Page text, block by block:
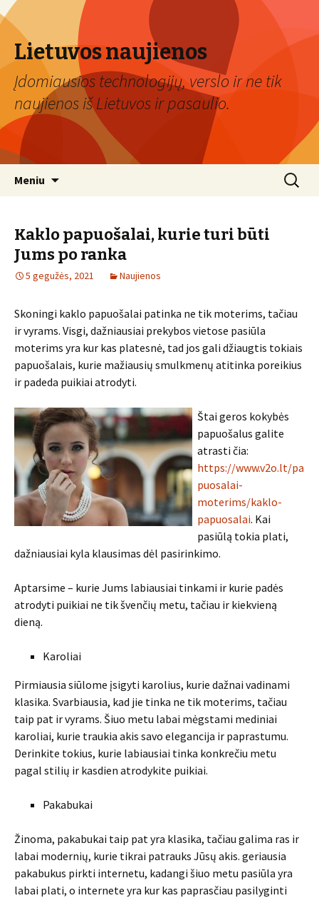
Lietuvos naujienos
Įdomiausios technologijų, verslo ir ne tik
naujienos iš Lietuvos ir pasaulio.
Meniu Ieškoti:
Kaklo papuošalai, kurie turi būti
Jums po ranka
5 gegužės, 2021 Naujienos
Skoningi kaklo papuošalai patinka ne tik moterims, tačiau
ir vyrams. Visgi, dažniausiai prekybos vietose pasiūla
moterims yra kur kas platesnė, tad jos gali džiaugtis tokiais
papuošalais, kurie mažiausių smulkmenų atitinka poreikius
ir padeda puikiai atrodyti.
Štai geros kokybės
papuošalus galite
atrasti čia:
https://www.v2o.lt/pa
puosalai-
moterims/kaklo-
papuosalai. Kai
pasiūlą tokia plati,
dažniausiai kyla klausimas dėl pasirinkimo.
Aptarsime – kurie Jums labiausiai tinkami ir kurie padės
atrodyti puikiai ne tik švenčių metu, tačiau ir kiekvieną
dieną.
Karoliai
Pirmiausia siūlome įsigyti karolius, kurie dažnai vadinami
klasika. Svarbiausia, kad jie tinka ne tik moterims, tačiau
taip pat ir vyrams. Šiuo metu labai mėgstami mediniai
karoliai, kurie traukia akis savo elegancija ir paprastumu.
Derinkite tokius, kurie labiausiai tinka konkrečiu metu
pagal stilių ir kasdien atrodykite puikiai.
Pakabukai
Žinoma, pakabukai taip pat yra klasika, tačiau galima ras ir
labai modernių, kurie tikrai patrauks Jūsų akis. geriausia
pakabukus pirkti internetu, kadangi šiuo metu pasiūla yra
labai plati, o internete yra kur kas paprasčiau pasilyginti